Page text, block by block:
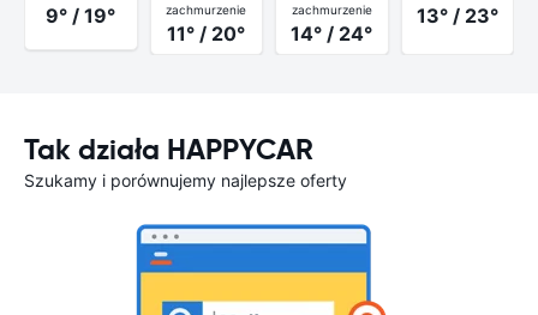
9° / 19°
zachmurzenie
11° / 20°
zachmurzenie
14° / 24°
13° / 23°
Tak działa HAPPYCAR
Szukamy i porównujemy najlepsze oferty